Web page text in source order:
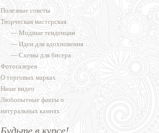
Полезные советы
Творческая мастерская
—Модные тенденции
—Идеи для вдохновения
—Схемы для бисера
Фотогалерея
О торговых марках
Наше видео
Любопытные факты о
натуральных камнях
Будьте в курсе!